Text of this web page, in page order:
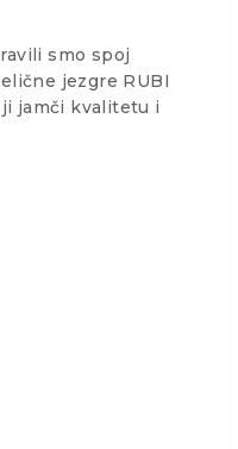
smo spoj
jezgre RUBI
jamči kvalitetu i